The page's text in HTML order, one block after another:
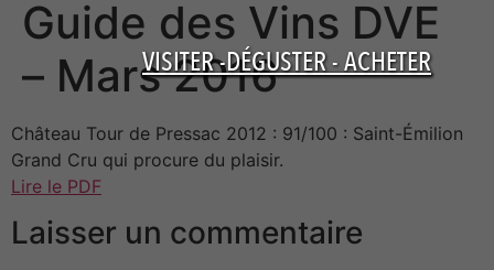
VISITER -DÉGUSTER - ACHETER
Guide des Vins DVE
– Mars 2016
Château Tour de Pressac 2012 : 91/100 : Saint-Émilion
Grand Cru qui procure du plaisir.
Lire le PDF
Laisser un commentaire